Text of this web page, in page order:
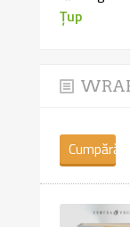
Țup
Cumpără
cartea